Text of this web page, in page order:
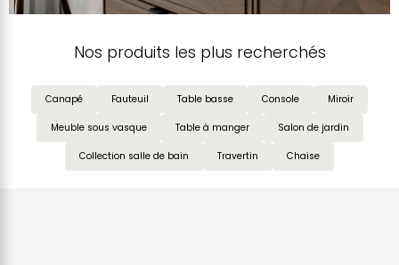
Nos produits les plus recherchés
Canapé Fauteuil Table basse Console Miroir
Meuble sous vasque Table à manger Salon de jardin
Collection salle de bain Travertin Chaise